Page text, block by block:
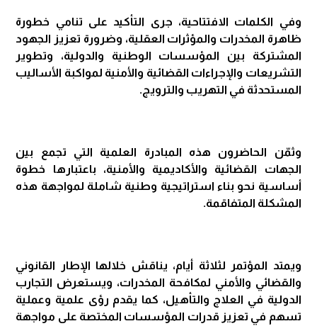
وفي الكلمات الافتتاحية، جرى التأكيد على تنامي خطورة
ظاهرة المخدرات والمؤثرات العقلية، وضرورة تعزيز الجهود
المشتركة بين المؤسسات الوطنية والدولية، وتطوير
التشريعات والإجراءات القضائية والأمنية لمواكبة الأساليب
المستحدثة في التهريب والترويج.
وثمّن الحاضرون هذه المبادرة العلمية التي تجمع بين
الجهات القضائية والأكاديمية والأمنية، باعتبارها خطوة
أساسية نحو بناء استراتيجية وطنية شاملة لمواجهة هذه
المشكلة المتفاقمة.
ويمتد المؤتمر لثلاثة أيام، يناقش خلالها الإطار القانوني
والقضائي والأمني لمكافحة المخدرات، ويستعرض التجارب
الدولية في العلاج والتأهيل، كما يقدم رؤى علمية وعملية
تسهم في تعزيز قدرات المؤسسات المختصة على مواجهة